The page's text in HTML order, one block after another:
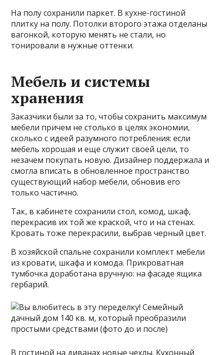
На полу сохранили паркет. В кухне-гостиной
плитку на полу. Потолки второго этажа отделаны
вагонкой, которую менять не стали, но
тонировали в нужные оттенки.
Мебель и системы
хранения
Заказчики были за то, чтобы сохранить максимум
мебели причем не столько в целях экономии,
сколько с идеей разумного потребления: если
мебель хорошая и еще служит своей цели, то
незачем покупать новую. Дизайнер поддержала и
смогла вписать в обновленное пространство
существующий набор мебели, обновив его
только частично.
Так, в кабинете сохранили стол, комод, шкаф,
перекрасив их той же краской, что и на стенах.
Кровать тоже перекрасили, выбрав черный цвет.
В хозяйской спальне сохранили комплект мебели
из кровати, шкафа и комода. Прикроватная
тумбочка доработана вручную: на фасаде ящика
гербарий.
В гостиной на диванах новые чехлы. Кухонный